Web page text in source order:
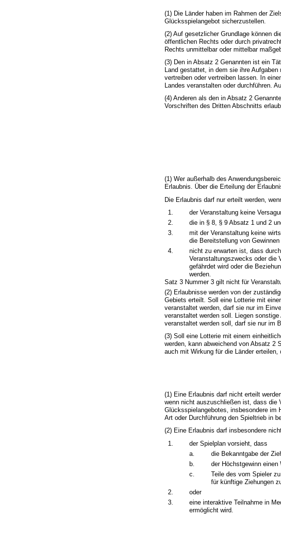
(1) Die Länder haben im Rahmen der
Glücksspielangebot sicherzustellen.
(2) Auf gesetzlicher Grundlage können
öffentlichen Rechts oder durch
Rechts unmittelbar oder mittelbar
(3) Den in Absatz 2 Genannten ist ein
Land gestattet, in dem sie ihre
vertreiben oder vertreiben lassen. In
Landes veranstalten oder durchführen.
(4) Anderen als den in Absatz 2
Vorschriften des Dritten Abschnitts
(1) Wer außerhalb des
Erlaubnis. Über die Erteilung der
Die Erlaubnis darf nur erteilt werden,
1.
der Veranstaltung keine
2.
die in § 8, § 9 Absatz 1 und 2
3.
mit der Veranstaltung keine
die Bereitstellung von
4.
nicht zu erwarten ist, dass
Veranstaltungszwecks oder die
gefährdet wird oder die
werden.
Satz 3 Nummer 3 gilt nicht für
(2) Erlaubnisse werden von der
Gebiets erteilt. Soll eine Lotterie mit
veranstaltet werden, darf sie nur im
veranstaltet werden soll. Liegen
veranstaltet werden soll, darf sie nur im
(3) Soll eine Lotterie mit einem
werden, kann abweichend von Absatz 2
auch mit Wirkung für die Länder erteilen,
(1) Eine Erlaubnis darf nicht erteilt
wenn nicht auszuschließen ist, dass die
Glücksspielangebotes, insbesondere im
Art oder Durchführung den Spieltrieb in
(2) Eine Erlaubnis darf insbesondere
1.
der Spielplan vorsieht, dass
a.
die Bekanntgabe der
b.
der Höchstgewinn
c.
Teile des vom Spieler
für künftige Ziehungen
2.
oder
3.
eine interaktive Teilnahme in
ermöglicht wird.